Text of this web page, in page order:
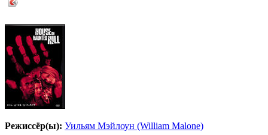
Режиссёр(ы): Уильям Мэйлоун (William Malone)